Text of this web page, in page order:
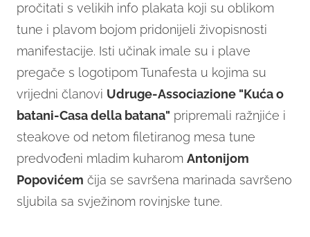
pročitati s velikih info plakata koji su oblikom
tune i plavom bojom pridonijeli živopisnosti
manifestacije. Isti učinak imale su i plave
pregače s logotipom Tunafesta u kojima su
vrijedni članovi Udruge-Associazione "Kuća o
batani-Casa della batana" pripremali ražnjiće i
steakove od netom filetiranog mesa tune
predvođeni mladim kuharom Antonijom
Popovićem čija se savršena marinada savršeno
sljubila sa svježinom rovinjske tune.